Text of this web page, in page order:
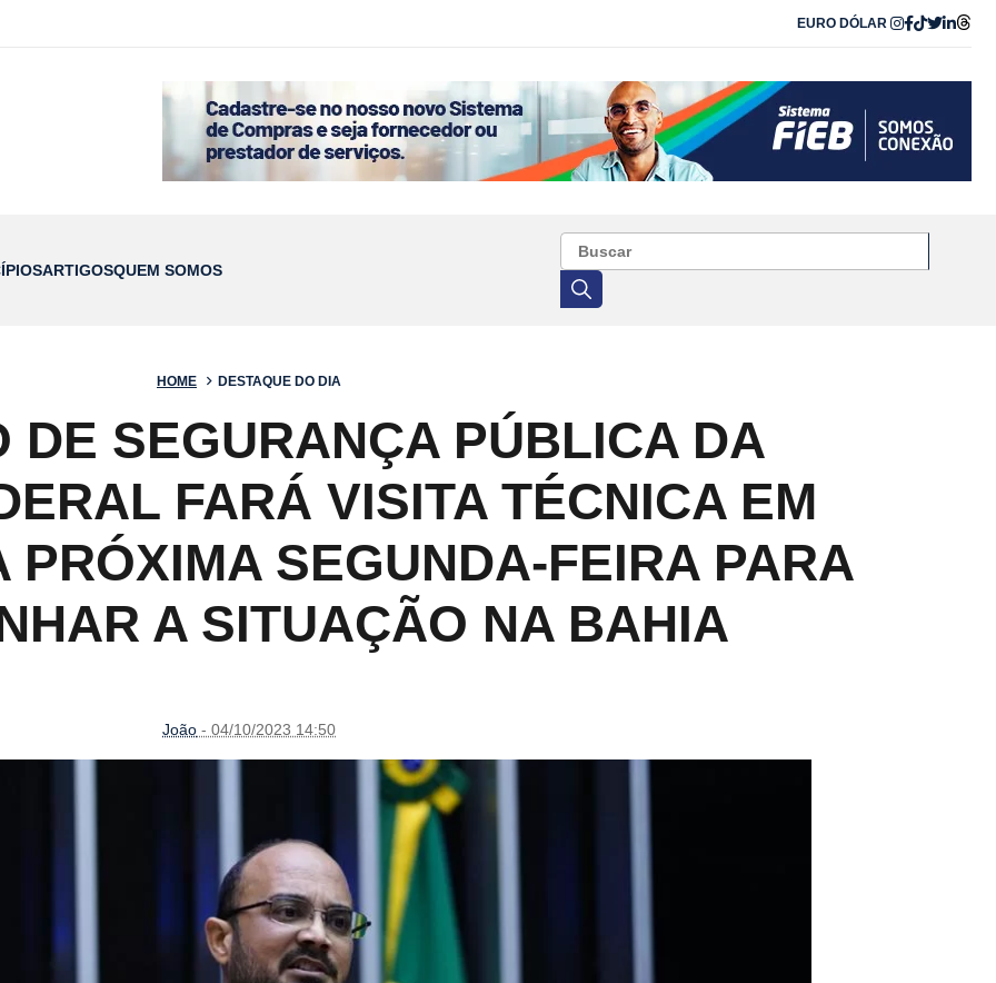
EURO DÓLAR
ARTIGOSQUEM SOMOS
HOME DESTAQUE DO DIA
DE SEGURANÇA PÚBLICA DA
FARÁ VISITA TÉCNICA EM
PRÓXIMA SEGUNDA-FEIRA PARA
A SITUAÇÃO NA BAHIA
João - 04/10/2023 14:50